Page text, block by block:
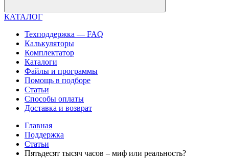
КАТАЛОГ
Техподдержка — FAQ
Калькуляторы
Комплектатор
Каталоги
Файлы и программы
Помощь в подборе
Статьи
Способы оплаты
Доставка и возврат
Главная
Поддержка
Статьи
Пятьдесят тысяч часов – миф или реальность?